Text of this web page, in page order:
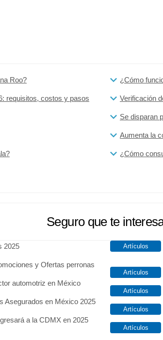
Roo? ¿Cómo
requisitos, costos y pasos Verificación
Se disparan
Aumenta la
¿Cómo
Seguro que te
2025
y Ofertas perronas
automotriz en México
Asegurados en México 2025
a la CDMX en 2025